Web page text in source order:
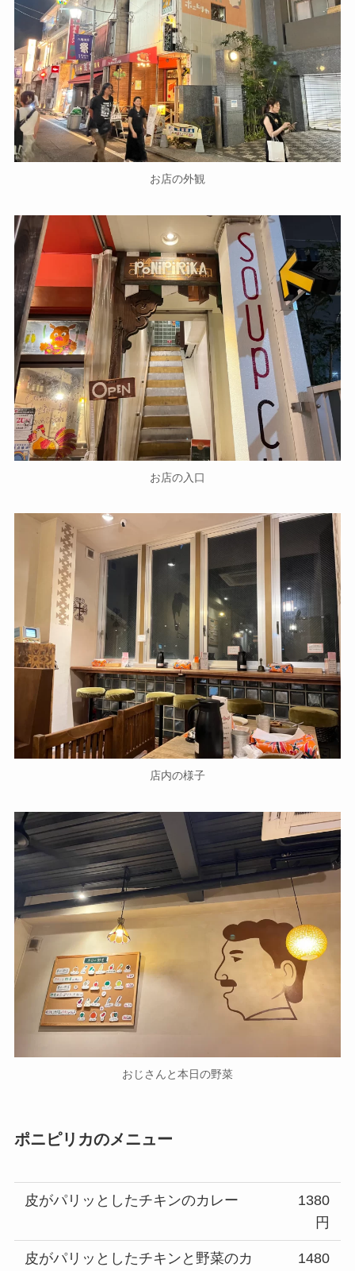
お店の外観
お店の入口
店内の様子
おじさんと本日の野菜
ポニピリカのメニュー
皮がパリッとしたチキンのカレー
1380
円
皮がパリッとしたチキンと野菜のカ
1480